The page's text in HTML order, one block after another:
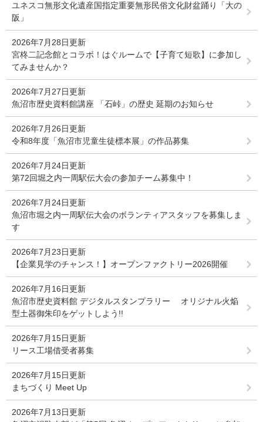
ユネスコ無形文化遺産国指定重要無形民俗文化財盆踊り「大の
阪」
2026年7月28日更新
宮柊二記念館とコラボ！はぐルームで【子育て短歌】に参加し
てみませんか？
2026年7月27日更新
魚沼市歴史資料館講座 「石峠」の歴史 延期のお知らせ
2026年7月26日更新
令和8年度「魚沼市児童生徒標本展」の作品募集
2026年7月24日更新
第72回堀之内一周駅伝大会の参加チーム募集中！
2026年7月24日更新
魚沼市堀之内一周駅伝大会のボランティアスタッフを募集しま
す
2026年7月23日更新
【企業見学のチャンス！】オープンファクトリー2026開催
2026年7月16日更新
魚沼市歴史資料館 デジタルスタンプラリー オリジナル火焔
型土器御朱印をゲットしよう!!
2026年7月15日更新
リース工場借受者募集
2026年7月15日更新
まちづくり Meet Up
2026年7月13日更新